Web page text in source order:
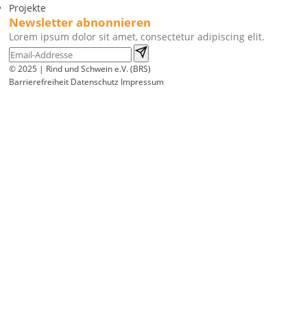
Projekte
Newsletter abnonnieren
Lorem ipsum dolor sit amet, consectetur adipiscing elit.
© 2025 | Rind und Schwein e.V. (BRS)
Barrierefreiheit Datenschutz Impressum